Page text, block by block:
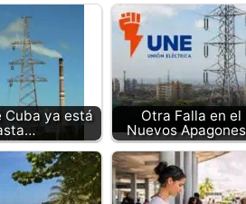
Cuba ya está
Otra Falla en el
Nuevos